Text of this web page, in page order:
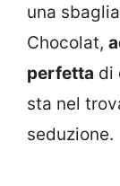
una
Chocolat,
perfetta di
sta nel
seduzione.